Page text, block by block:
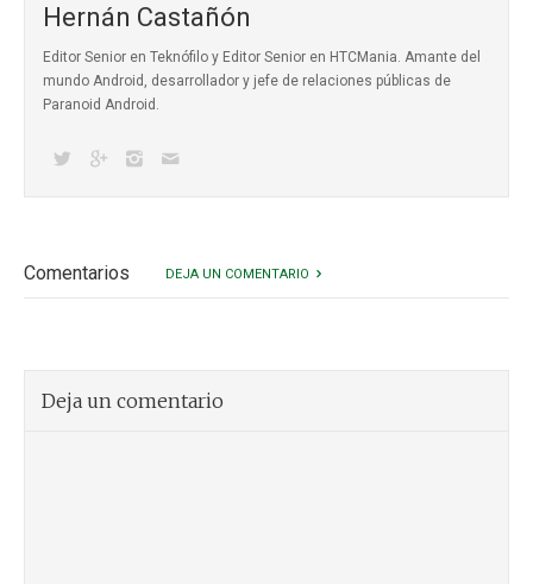
Hernán Castañón
Editor Senior en Teknófilo y Editor Senior en HTCMania. Amante del
mundo Android, desarrollador y jefe de relaciones públicas de
Paranoid Android.
Comentarios DEJA UN COMENTARIO
Deja un comentario